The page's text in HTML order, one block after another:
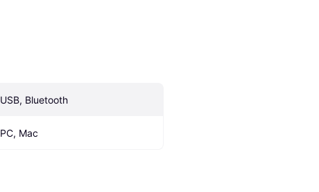
USB, Bluetooth
PC, Mac